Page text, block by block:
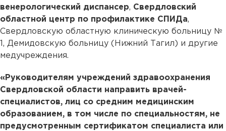
венерологический диспансер, Свердловский
областной центр по профилактике СПИДа,
Свердловскую областную клиническую больницу №
1, Демидовскую больницу (Нижний Тагил) и другие
медучреждения.
«Руководителям учреждений здравоохранения
Свердловской области направить врачей-
специалистов, лиц со средним медицинским
образованием, в том числе по специальностям, не
предусмотренным сертификатом специалиста или